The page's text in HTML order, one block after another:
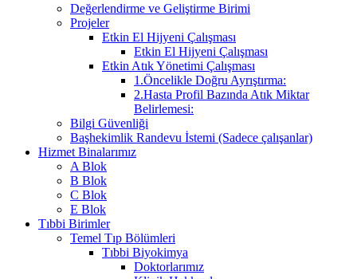
Değerlendirme ve Geliştirme Birimi
Projeler
Etkin El Hijyeni Çalışması
Etkin El Hijyeni Çalışması
Etkin Atık Yönetimi Çalışması
1.Öncelikle Doğru Ayrıştırma:
2.Hasta Profil Bazında Atık Miktar
Belirlemesi:
Bilgi Güvenliği
Başhekimlik Randevu İstemi (Sadece çalışanlar)
Hizmet Binalarımız
A Blok
B Blok
C Blok
E Blok
Tıbbi Birimler
Temel Tıp Bölümleri
Tıbbi Biyokimya
Doktorlarımız